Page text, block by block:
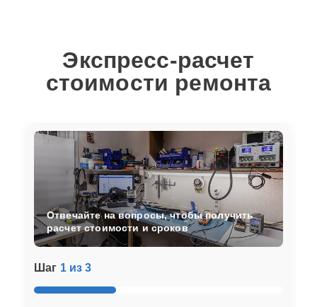
Экспресс-расчет
стоимости ремонта
Шаг 1 из 3
Отвечайте на вопросы, чтобы получить
расчет стоимости и сроков